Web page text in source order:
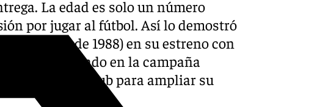
La edad es solo un número
por jugar al fútbol. Así lo demostró
de abril de 1988) en su estreno con
seguir haciendo en la campaña
con el club para ampliar su